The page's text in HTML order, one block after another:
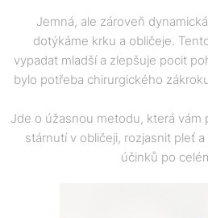
Jemná, ale zároveň
dotýkáme krku a obličeje.
vypadat mladší a zlepšuje pocit
bylo potřeba chirurgického
Jde o úžasnou metodu, která
stárnutí v obličeji, rozjasnit pleť
účinků po